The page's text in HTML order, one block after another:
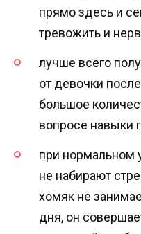
прямо здесь и
тревожить и
лучше всего
от девочки
большое
вопросе навыки
при нормальном
не набирают
хомяк не
дня, он